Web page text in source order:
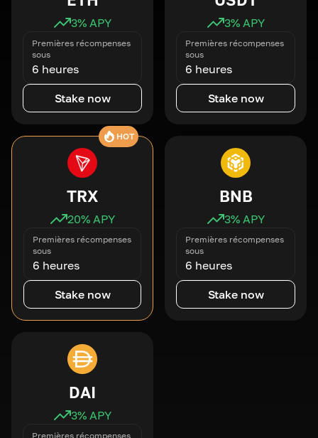
3% APY
Premières récompenses
sous
6 heures
Stake now
3% APY
Premières récompenses
sous
6 heures
Stake now
HOT
TRX
20% APY
Premières récompenses
sous
6 heures
Stake now
BNB
3% APY
Premières récompenses
sous
6 heures
Stake now
DAI
3% APY
Premières récompenses